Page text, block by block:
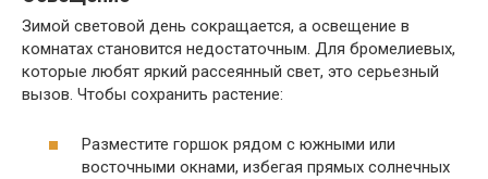
Зимой световой день сокращается, а освещение в
комнатах становится недостаточным. Для бромелиевых,
которые любят яркий рассеянный свет, это серьезный
вызов. Чтобы сохранить растение:
Разместите горшок рядом с южными или
восточными окнами, избегая прямых солнечных